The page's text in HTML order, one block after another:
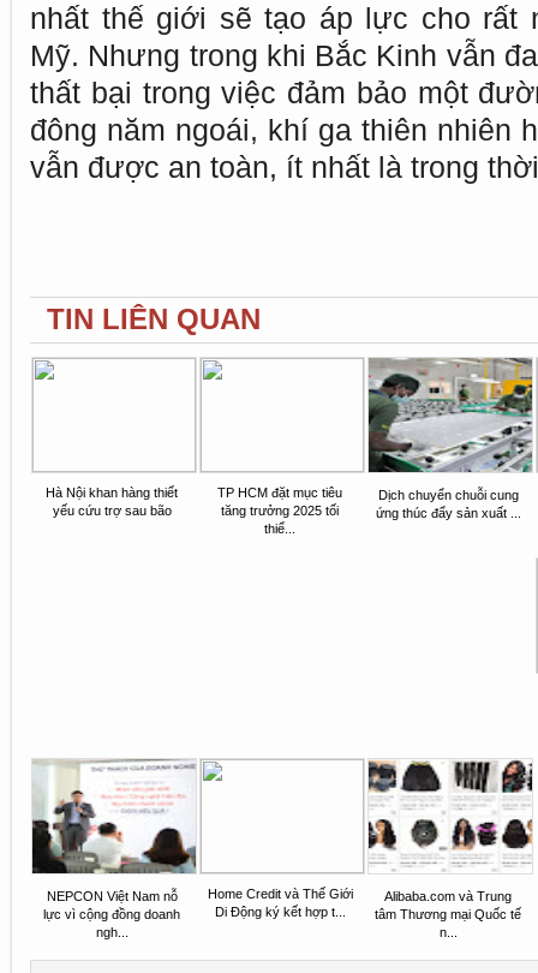
nhất thế giới sẽ tạo áp lực cho rất
Mỹ. Nhưng trong khi Bắc Kinh vẫn
thất bại trong việc đảm bảo một
đông năm ngoái, khí ga thiên nhiên
vẫn được an toàn, ít nhất là trong
TIN LIÊN QUAN
Hà Nội khan hàng thiết
yếu cứu trợ sau bão
TP HCM đặt mục tiêu
tăng trưởng 2025 tối
thiể...
Dịch chuyển chuỗi cung
ứng thúc đẩy sản xuất ...
NEPCON Việt Nam nỗ
lực vì cộng đồng doanh
ngh...
Home Credit và Thế Giới
Di Động ký kết hợp t...
Alibaba.com và Trung
tâm Thương mại Quốc tế
n...